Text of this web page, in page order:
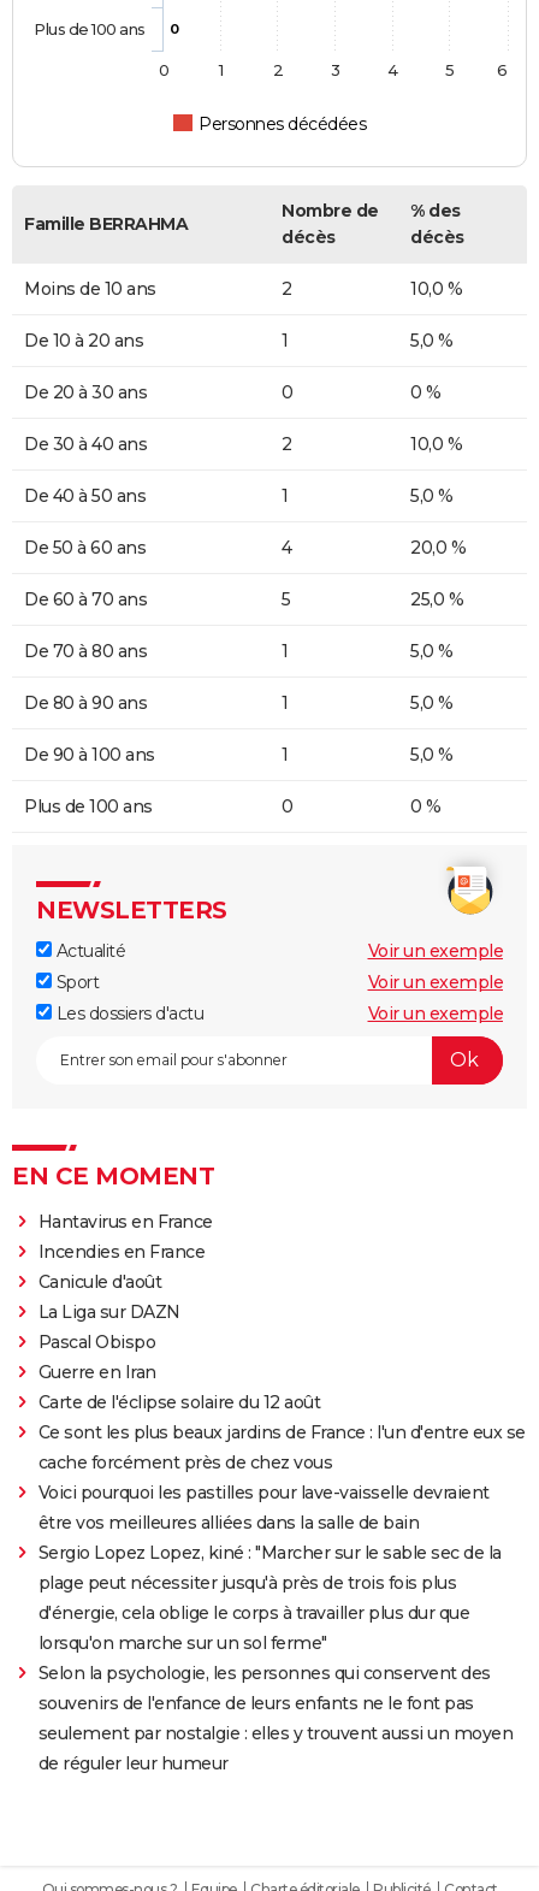
0
Personnes décédées
Plus de 100 ans
0 1 2 3 4 5 6
Famille BERRAHMA
Nombre de
décès
% des
décès
Moins de 10 ans 2 10,0 %
De 10 à 20 ans 1 5,0 %
De 20 à 30 ans 0 0 %
De 30 à 40 ans 2 10,0 %
De 40 à 50 ans 1 5,0 %
De 50 à 60 ans 4 20,0 %
De 60 à 70 ans 5 25,0 %
De 70 à 80 ans 1 5,0 %
De 80 à 90 ans 1 5,0 %
De 90 à 100 ans 1 5,0 %
Plus de 100 ans 0 0 %
NEWSLETTERS
Actualité
Voir un exemple
Sport
Voir un exemple
Les dossiers d'actu
Voir un exemple
EN CE MOMENT
Hantavirus en France
Incendies en France
Canicule d'août
La Liga sur DAZN
Pascal Obispo
Guerre en Iran
Carte de l'éclipse solaire du 12 août
Ce sont les plus beaux jardins de France : l'un d'entre eux se
cache forcément près de chez vous
Voici pourquoi les pastilles pour lave-vaisselle devraient
être vos meilleures alliées dans la salle de bain
Sergio Lopez Lopez, kiné : "Marcher sur le sable sec de la
plage peut nécessiter jusqu'à près de trois fois plus
d'énergie, cela oblige le corps à travailler plus dur que
lorsqu'on marche sur un sol ferme"
Selon la psychologie, les personnes qui conservent des
souvenirs de l'enfance de leurs enfants ne le font pas
seulement par nostalgie : elles y trouvent aussi un moyen
de réguler leur humeur